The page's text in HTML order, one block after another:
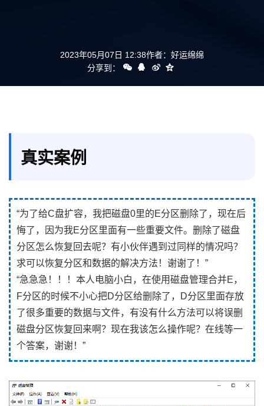
2023年05月07日 12:38作者： 好运绵绵
分享到：
真实案例
“为了给C盘扩容，我把磁盘0里的E分区删除了，现在后
悔了，因为我E分区里面有一些重要文件。删除了磁盘
分区怎么恢复回去呢？有小伙伴遇到过同样的情况吗？
求可以恢复分区和数据的解决方法！谢谢了！”
“急急急！！！本人电脑小白，在使用磁盘管理合并E，
F分区的时候不小心把D分区给删除了，D分区里面存放
了很多重要的数据与文件，有没有什么方法可以将误删
磁盘分区恢复回来啊？现在我该怎么操作呢？在线等一
个答案，谢谢！”